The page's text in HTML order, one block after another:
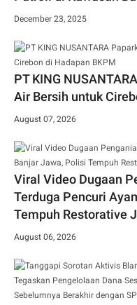
December 23, 2025
PT KING
Air Bersih untuk
August 07, 2026
Viral Video Dugaan
Terduga Pencuri
Tempuh Restorative
August 06, 2026